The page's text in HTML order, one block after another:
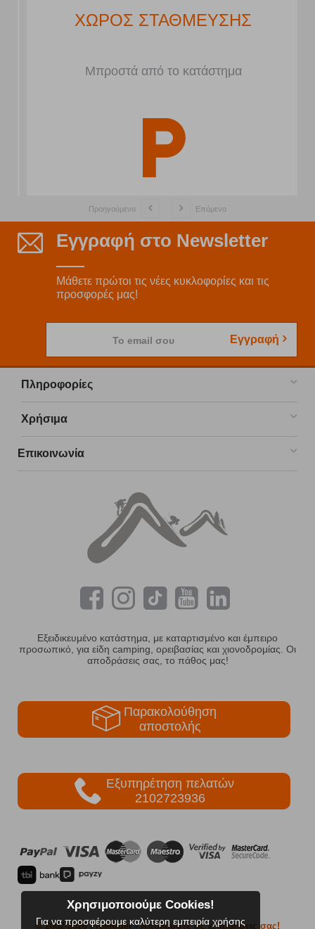
ΧΩΡΟΣ ΣΤΑΘΜΕΥΣΗΣ
Μπροστά από το κατάστημα
Προηγούμενο Επόμενο
Εγγραφή στο Newsletter
Μάθετε πρώτοι τις νέες κυκλοφορίες και τις
προσφορές μας!
Το email σου Εγγραφή
Πληροφορίες
Χρήσιμα
Επικοινωνία
Εξειδικευμένο κατάστημα, με καταρτισμένο και έμπειρο
προσωπικό, για είδη camping, ορειβασίας και χιονοδρομίας. Οι
αποδράσεις σας, το πάθος μας!
Παρακολούθηση
αποστολής
Εξυπηρέτηση πελατών
2102723936
© 2002-2026 FreeRider- Απολαύστε τις εξορμήσεις σας!
Χρησιμοποιούμε Cookies!
Για να προσφέρουμε καλύτερη εμπειρία χρήσης